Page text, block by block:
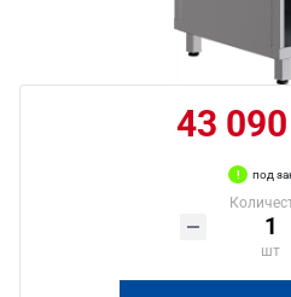
43
под
шт